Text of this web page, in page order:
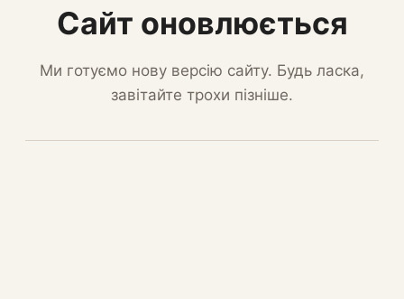
Сайт оновлюється
Ми готуємо нову версію сайту. Будь ласка,
завітайте трохи пізніше.